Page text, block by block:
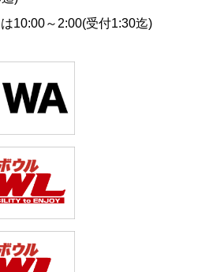
10:00～2:00(受付1:30迄)